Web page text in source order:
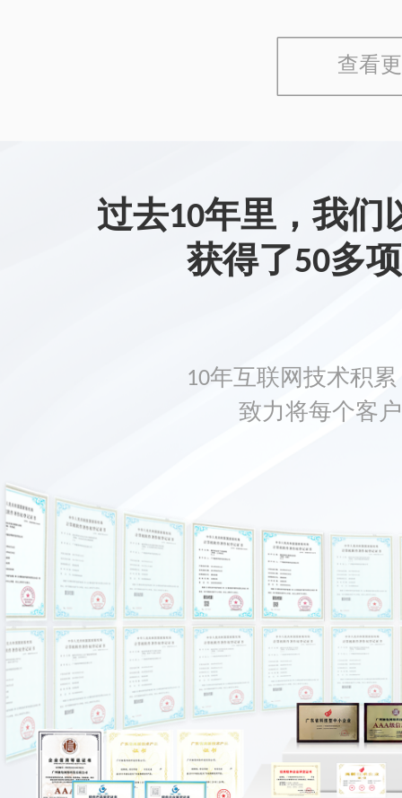
查看
过去10年里，我们
获得了50多
10年互联网技术积
致力将每个客